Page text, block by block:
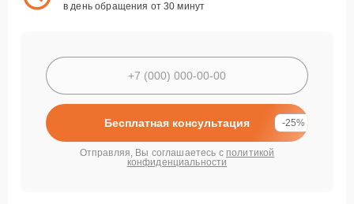
в день обращения от 30 минут
Бесплатная консультация -25%
Отправляя, Вы соглашаетесь с политикой
конфиденциальности